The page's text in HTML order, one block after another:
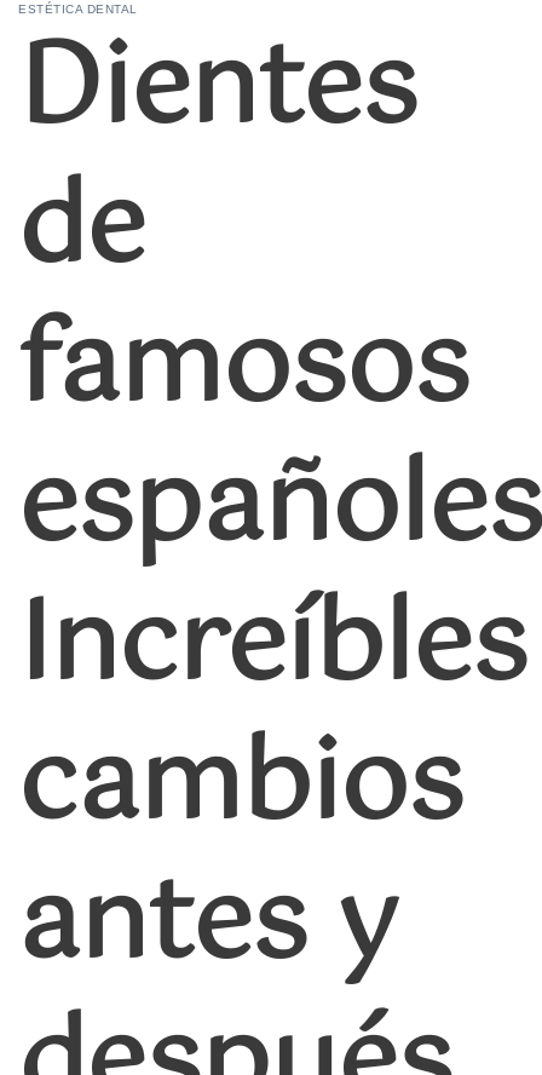
ESTÉTICA DENTAL
Dientes
de
famosos
Increíbles
cambios
antes y